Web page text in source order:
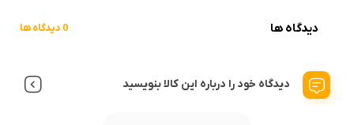
دیدگاه ها 0 دیدگاه ها
دیدگاه خود را درباره این کالا بنویسید